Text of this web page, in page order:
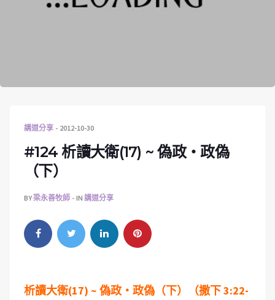
講道分享 2012-10-30
#124 析讀大衛(17) ~ 偽政‧政偽
（下）
BY梁永善牧師 IN 講道分享
析讀大衛(17) ~ 偽政‧政偽（下）（撒下 3:22-